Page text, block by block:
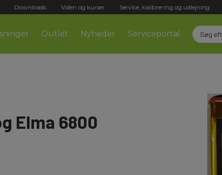
Downloads Viden og kurser Service, kalibrering og udlejning
Outlet Nyheder Serviceportal
Elma 6800